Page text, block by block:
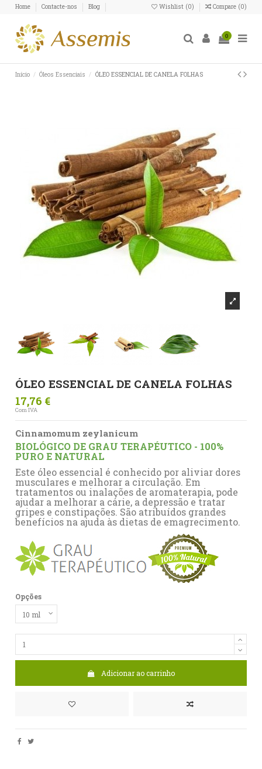
Home Contacte-nos Blog Wishlist (0) Compare (0)
0
Início Óleos Essenciais ÓLEO ESSENCIAL DE CANELA FOLHAS
ÓLEO ESSENCIAL DE CANELA FOLHAS
17,76 €
Com IVA
Cinnamomum zeylanicum
BIOLÓGICO DE GRAU TERAPÉUTICO - 100%
PURO E NATURAL
Este óleo essencial é conhecido por aliviar dores
musculares e melhorar a circulação. Em
tratamentos ou inalações de aromaterapia, pode
ajudar a melhorar a cárie, a depressão e tratar
gripes e constipações. São atribuídos grandes
benefícios na ajuda às dietas de emagrecimento.
Opções
Adicionar ao carrinho